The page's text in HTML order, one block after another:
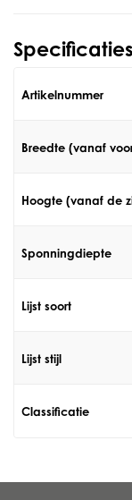
Specificaties
Artikelnummer
Breedte (vanaf
Hoogte (vanaf de
Sponningdiepte
Lijst soort
Lijst stijl
Classificatie